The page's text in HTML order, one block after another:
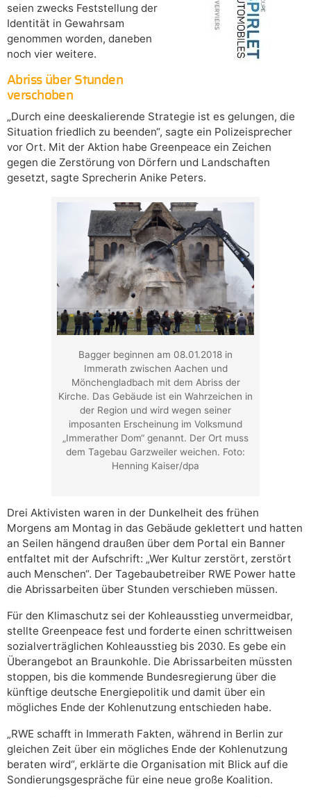
seien zwecks Feststellung der
Identität in Gewahrsam
genommen worden, daneben
noch vier weitere.
Abriss über Stunden
verschoben
„Durch eine deeskalierende Strategie ist es gelungen, die
Situation friedlich zu beenden“, sagte ein Polizeisprecher
vor Ort. Mit der Aktion habe Greenpeace ein Zeichen
gegen die Zerstörung von Dörfern und Landschaften
gesetzt, sagte Sprecherin Anike Peters.
Bagger beginnen am 08.01.2018 in
Immerath zwischen Aachen und
Mönchengladbach mit dem Abriss der
Kirche. Das Gebäude ist ein Wahrzeichen in
der Region und wird wegen seiner
imposanten Erscheinung im Volksmund
„Immerather Dom“ genannt. Der Ort muss
dem Tagebau Garzweiler weichen. Foto:
Henning Kaiser/dpa
Drei Aktivisten waren in der Dunkelheit des frühen
Morgens am Montag in das Gebäude geklettert und hatten
an Seilen hängend draußen über dem Portal ein Banner
entfaltet mit der Aufschrift: „Wer Kultur zerstört, zerstört
auch Menschen“. Der Tagebaubetreiber RWE Power hatte
die Abrissarbeiten über Stunden verschieben müssen.
Für den Klimaschutz sei der Kohleausstieg unvermeidbar,
stellte Greenpeace fest und forderte einen schrittweisen
sozialverträglichen Kohleausstieg bis 2030. Es gebe ein
Überangebot an Braunkohle. Die Abrissarbeiten müssten
stoppen, bis die kommende Bundesregierung über die
künftige deutsche Energiepolitik und damit über ein
mögliches Ende der Kohlenutzung entschieden habe.
„RWE schafft in Immerath Fakten, während in Berlin zur
gleichen Zeit über ein mögliches Ende der Kohlenutzung
beraten wird“, erklärte die Organisation mit Blick auf die
Sondierungsgespräche für eine neue große Koalition.